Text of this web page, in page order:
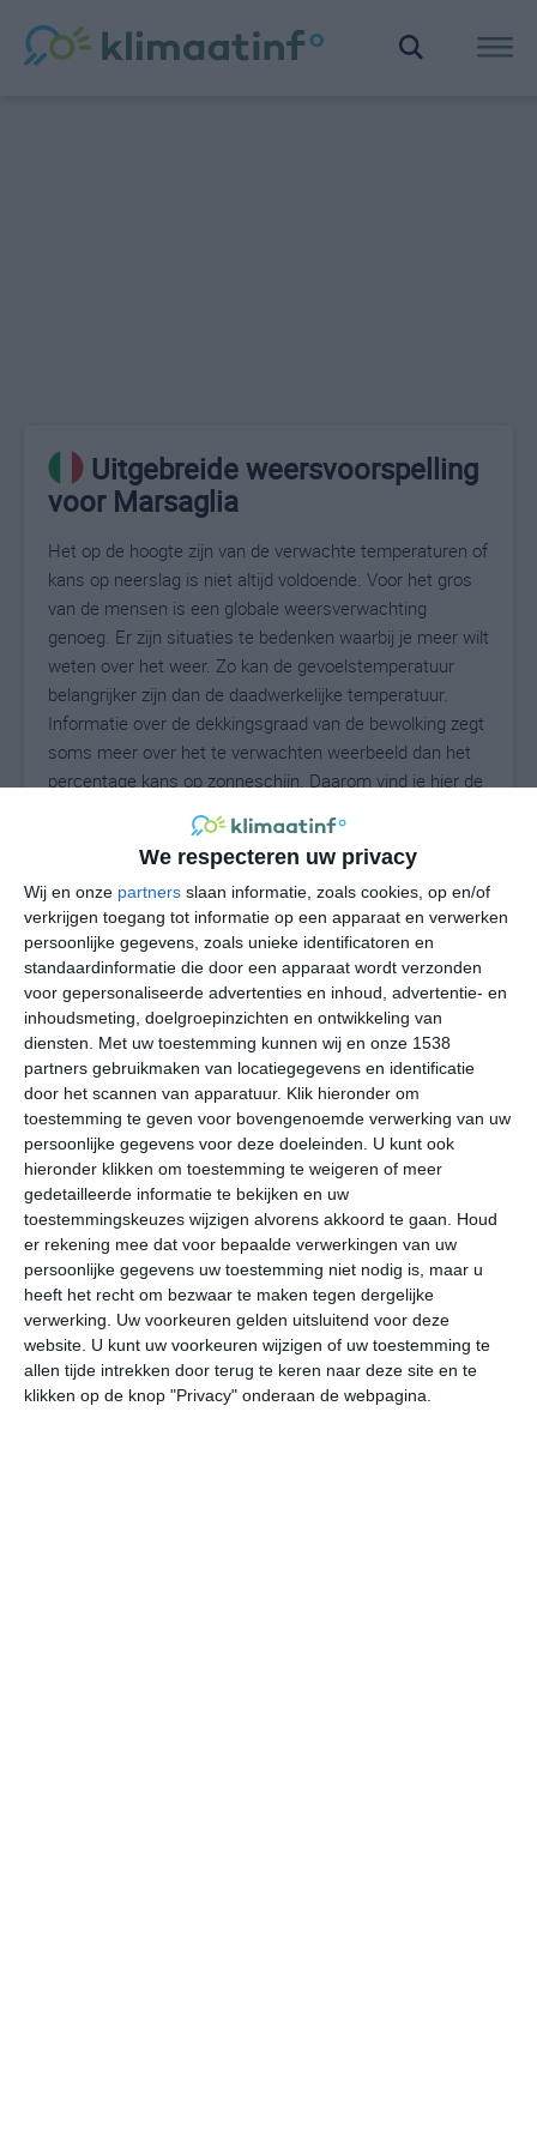
We respecteren uw privacy
Wij en onze partners slaan informatie, zoals cookies, op en/of
verkrijgen toegang tot informatie op een apparaat en verwerken
persoonlijke gegevens, zoals unieke identificatoren en
standaardinformatie die door een apparaat wordt verzonden
voor gepersonaliseerde advertenties en inhoud, advertentie- en
inhoudsmeting, doelgroepinzichten en ontwikkeling van
diensten.
Met uw toestemming kunnen wij en onze 1538
partners gebruikmaken van locatiegegevens en identificatie
door het scannen van apparatuur. Klik hieronder om
toestemming te geven voor bovengenoemde verwerking van uw
persoonlijke gegevens voor deze doeleinden. U kunt ook
hieronder klikken om toestemming te weigeren of meer
gedetailleerde informatie te bekijken en uw
toestemmingskeuzes wijzigen alvorens akkoord te gaan.
Houd
er rekening mee dat voor bepaalde verwerkingen van uw
persoonlijke gegevens uw toestemming niet nodig is, maar u
heeft het recht om bezwaar te maken tegen dergelijke
verwerking. Uw voorkeuren gelden uitsluitend voor deze
website. U kunt uw voorkeuren wijzigen of uw toestemming te
allen tijde intrekken door terug te keren naar deze site en te
klikken op de knop "Privacy" onderaan de webpagina.
Uitgebreide weersvoorspelling
voor Marsaglia
Het op de hoogte zijn van de verwachte temperaturen of
kans op neerslag is niet altijd voldoende. Voor het gros
van de mensen is een globale weersverwachting
genoeg. Er zijn situaties te bedenken waarbij je meer wilt
weten over het weer. Zo kan de gevoelstemperatuur
belangrijker zijn dan de daadwerkelijke temperatuur.
Informatie over de dekkingsgraad van de bewolking zegt
soms meer over het te verwachten weerbeeld dan het
percentage kans op zonneschijn. Daarom vind je hier de
uitgebreide weersvoorspelling voor Marsaglia.
24°C
za
28°
zo ma
31° 17°
di
29° 18°
27°C 22°C 18°C
19:00 22:00 01:00 04:00 07:00
19:00 22:00 01:00 04:00 07:00